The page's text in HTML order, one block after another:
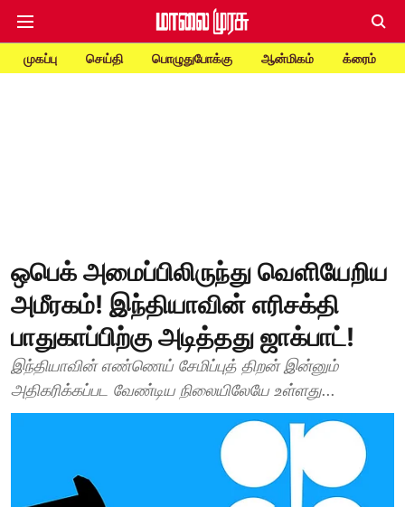
முகப்பு செய்தி பொழுதுபோக்கு ஆன்மிகம் க்ரைம்
ஒபெக் அமைப்பிலிருந்து வெளியேறிய
அமீரகம்! இந்தியாவின் எரிசக்தி
பாதுகாப்பிற்கு அடித்தது ஜாக்பாட்!
இந்தியாவின் எண்ணெய் சேமிப்புத் திறன் இன்னும்
அதிகரிக்கப்பட வேண்டிய நிலையிலேயே உள்ளது...